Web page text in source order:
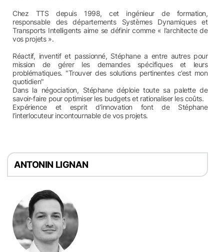
Chez TTS depuis 1998, cet ingénieur de formation,
responsable des départements Systèmes Dynamiques et
Transports Intelligents aime se définir comme « l’architecte de
vos projets ».
Réactif, inventif et passionné, Stéphane a entre autres pour
mission de gérer les demandes spécifiques et leurs
problématiques. "Trouver des solutions pertinentes c’est mon
quotidien"
Dans la négociation, Stéphane déploie toute sa palette de
savoir-faire pour optimiser les budgets et rationaliser les coûts.
Expérience et esprit d’innovation font de Stéphane
l’interlocuteur incontournable de vos projets.
ANTONIN LIGNAN